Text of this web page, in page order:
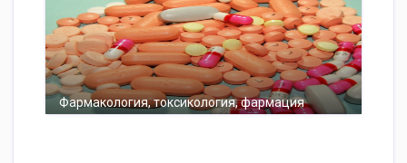
Фармакология, токсикология, фармация